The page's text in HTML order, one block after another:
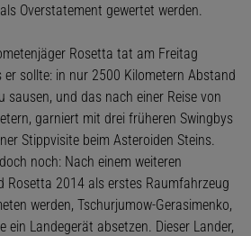
Overstatement gewertet werden.
Rosetta tat am Freitag
er sollte: in nur 2500 Kilometern Abstand
sausen, und das nach einer Reise von
garniert mit drei früheren Swingbys
Stippvisite beim Asteroiden Steins.
noch: Nach einem weiteren
Rosetta 2014 als erstes Raumfahrzeug
werden, Tschurjumow-Gerasimenko,
ein Landegerät absetzen. Dieser Lander,